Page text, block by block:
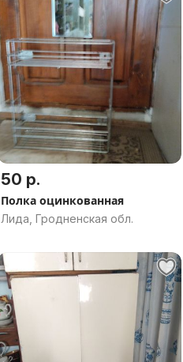
50 р.
Полка оцинкованная
Лида, Гродненская обл.